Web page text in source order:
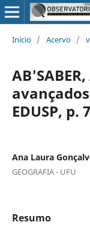
Início / Acervo /
EDUSP, p.
Ana Laura
GEOGRAFIA - UFU
Resumo